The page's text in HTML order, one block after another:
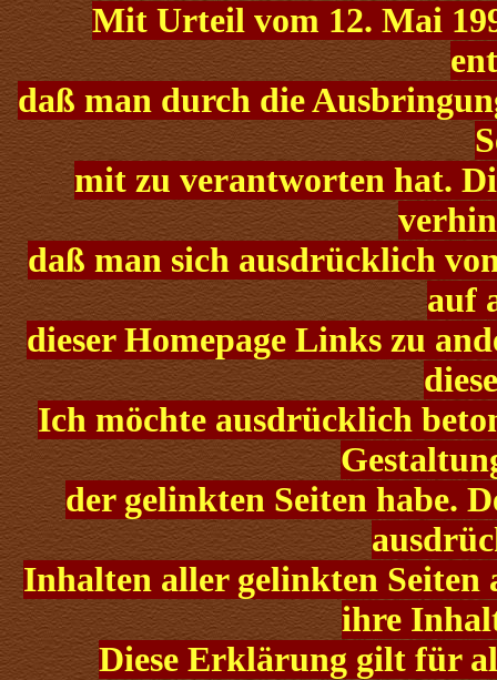
Mit Urteil vom 12. Mai
daß man durch die
mit zu verantworten hat.
daß man sich ausdrücklich
auf
dieser Homepage Links zu
Ich möchte ausdrücklich
der gelinkten Seiten habe.
Inhalten aller gelinkten Seiten
ihre
Diese Erklärung gilt für